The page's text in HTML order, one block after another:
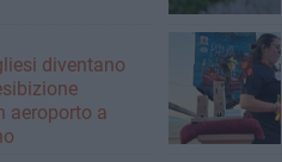
diventano
aeroporto a